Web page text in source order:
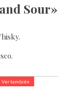
Sour»
Ver también